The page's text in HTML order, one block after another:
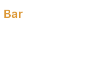
Bar